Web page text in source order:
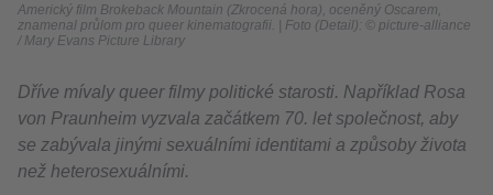
Americký film Brokeback Mountain (Zkrocená hora), oceněný Oscarem,
znamenal průlom pro queer kinematografii. | Foto (Detail): © picture-alliance
/ Mary Evans Picture Library
Dříve mívaly queer filmy politické starosti. Například Rosa
von Praunheim vyzvala začátkem 70. let společnost, aby
se zabývala jinými sexuálními identitami a způsoby života
než heterosexuálními.